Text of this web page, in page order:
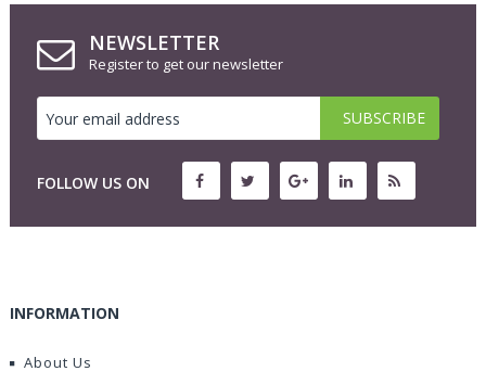
NEWSLETTER
Register to get our newsletter
FOLLOW US ON
INFORMATION
About Us